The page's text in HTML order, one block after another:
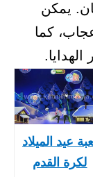
يمكن
كما
عيد الميلاد
لكرة القدم